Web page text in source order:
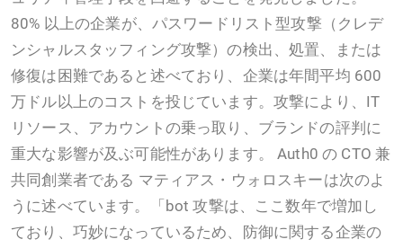
80% 以上の企業が、パスワードリスト型攻撃（クレデ
ンシャルスタッフィング攻撃）の検出、処置、または
修復は困難であると述べており、企業は年間平均 600
万ドル以上のコストを投じています。攻撃により、IT
リソース、アカウントの乗っ取り、ブランドの評判に
重大な影響が及ぶ可能性があります。 Auth0 の CTO 兼
共同創業者である マティアス・ウォロスキーは次のよ
うに述べています。「bot 攻撃は、ここ数年で増加し
ており、巧妙になっているため、防御に関する企業の